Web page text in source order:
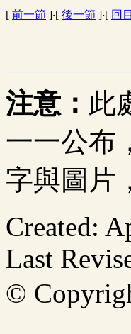
[ 前一節 ]‧[ 後一節 ]‧[ 回
注意： 此
一一公布
字與圖片
Created:
Last
©